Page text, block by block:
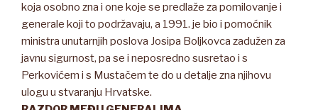
koja osobno zna i one koje se predlaže za pomilovanje i
generale koji to podržavaju, a 1991. je bio i pomoćnik
ministra unutarnjih poslova Josipa Boljkovca zadužen za
javnu sigurnost, pa se i neposredno susretao i s
Perkovićem i s Mustačem te do u detalje zna njihovu
ulogu u stvaranju Hrvatske.